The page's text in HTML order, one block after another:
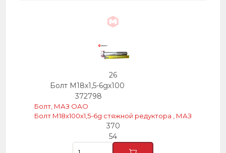
26
Болт М18х1,5-6gх100
372798
Болт, МАЗ ОАО
Болт М18х100х1,5-6g стяжной редуктора , МАЗ
370
54